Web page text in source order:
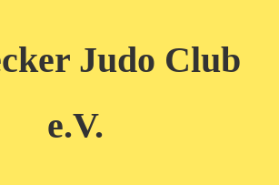
Judo Club
e.V.